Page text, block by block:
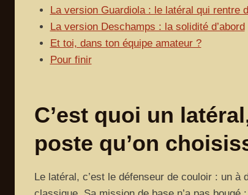
La version Guardiola : le latéral qui rentre
La version Deschamps : la solidité d’abord
Et toi, dans ton équipe amateur ?
Pour finir
C’est quoi un
poste qu’on
Le latéral, c’est le défenseur de couloir : un